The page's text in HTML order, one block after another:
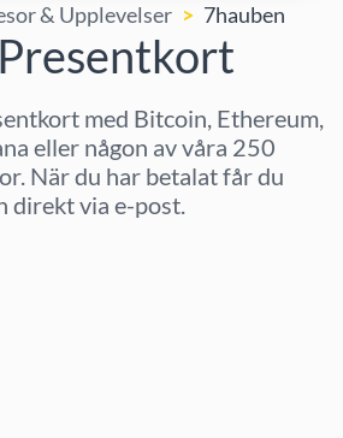
& Upplevelser 7hauben
med Bitcoin, Ethereum,
eller någon av våra 250
När du har betalat får du
direkt via e-post.